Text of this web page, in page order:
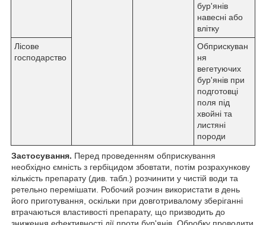
бур'янів
навесні або
влітку
Лісове
господарство
Обприскуван
ня
вегетуючих
бур'янів при
подготовці
поля під
хвойні та
листяні
породи
Застосування. Перед проведенням обприскування
необхідно ємність з гербіцидом збовтати, потім розрахункову
кількість препарату (див. табл.) розчинити у чистій води та
ретельно перемішати. Робочий розчин використати в день
його приготування, оскільки при довготривалому зберіганні
втрачаються властивості препарату, що призводить до
зниження ефективності дії проти бур'янів. Обробку проводити